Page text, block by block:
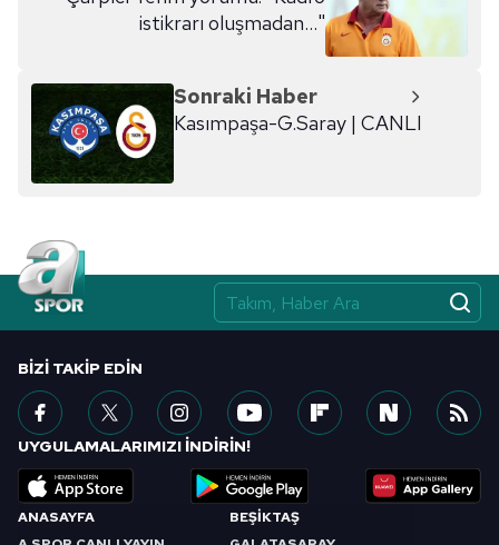
istikrarı oluşmadan..."
Sonraki Haber
Kasımpaşa-G.Saray | CANLI
ANASAYFA
BEŞİKTAŞ
BIZI TAKIP EDIN
UYGULAMALARIMIZI İNDİRİN!